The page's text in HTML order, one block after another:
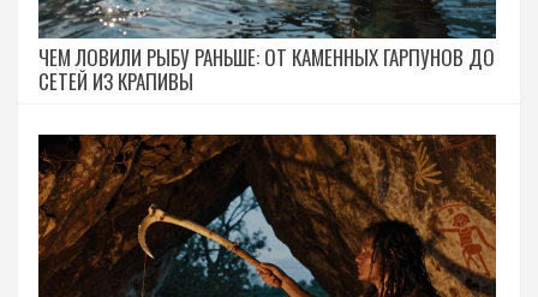
ЧЕМ ЛОВИЛИ РЫБУ РАНЬШЕ: ОТ КАМЕННЫХ ГАРПУНОВ ДО
СЕТЕЙ ИЗ КРАПИВЫ